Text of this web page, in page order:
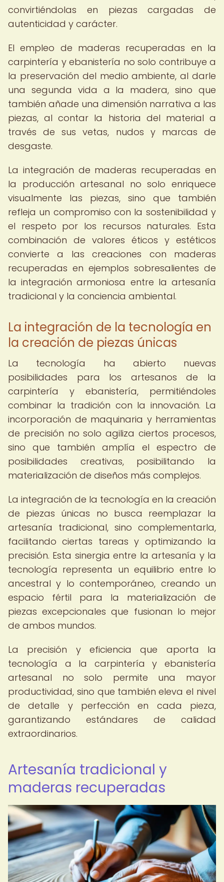
convirtiéndolas en piezas cargadas de
autenticidad y carácter.
El empleo de maderas recuperadas en la
carpintería y ebanistería no solo contribuye a
la preservación del medio ambiente, al darle
una segunda vida a la madera, sino que
también añade una dimensión narrativa a las
piezas, al contar la historia del material a
través de sus vetas, nudos y marcas de
desgaste.
La integración de maderas recuperadas en
la producción artesanal no solo enriquece
visualmente las piezas, sino que también
refleja un compromiso con la sostenibilidad y
el respeto por los recursos naturales. Esta
combinación de valores éticos y estéticos
convierte a las creaciones con maderas
recuperadas en ejemplos sobresalientes de
la integración armoniosa entre la artesanía
tradicional y la conciencia ambiental.
La integración de la tecnología en
la creación de piezas únicas
La tecnología ha abierto nuevas
posibilidades para los artesanos de la
carpintería y ebanistería, permitiéndoles
combinar la tradición con la innovación. La
incorporación de maquinaria y herramientas
de precisión no solo agiliza ciertos procesos,
sino que también amplía el espectro de
posibilidades creativas, posibilitando la
materialización de diseños más complejos.
La integración de la tecnología en la creación
de piezas únicas no busca reemplazar la
artesanía tradicional, sino complementarla,
facilitando ciertas tareas y optimizando la
precisión. Esta sinergia entre la artesanía y la
tecnología representa un equilibrio entre lo
ancestral y lo contemporáneo, creando un
espacio fértil para la materialización de
piezas excepcionales que fusionan lo mejor
de ambos mundos.
La precisión y eficiencia que aporta la
tecnología a la carpintería y ebanistería
artesanal no solo permite una mayor
productividad, sino que también eleva el nivel
de detalle y perfección en cada pieza,
garantizando estándares de calidad
extraordinarios.
Artesanía tradicional y
maderas recuperadas